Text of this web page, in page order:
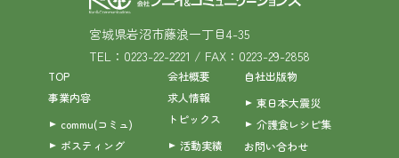
宮城県岩沼市藤浪一丁目4-35
TEL：0223-22-2221 / FAX：0223-29-2858
TOP
事業内容
commu(コミュ)
ポスティング
会社概要
求人情報
トピックス
活動実績
自社出版物
東日本大震災
介護食レシピ集
お問い合わせ